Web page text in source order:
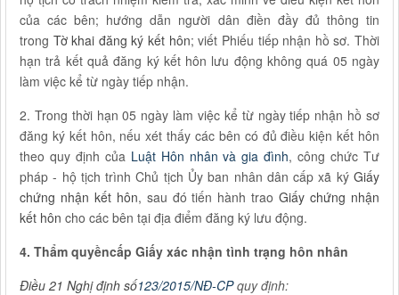
của các bên; hướng dẫn người dân điền đầy đủ thông tin
trong Tờ khai đăng ký kết hôn; viết Phiếu tiếp nhận hồ sơ. Thời
hạn trả kết quả đăng ký kết hôn lưu động không quá 05 ngày
làm việc kể từ ngày tiếp nhận.
2. Trong thời hạn 05 ngày làm việc kể từ ngày tiếp nhận hồ sơ
đăng ký kết hôn, nếu xét thấy các bên có đủ điều kiện kết hôn
theo quy định của Luật Hôn nhân và gia đình, công chức Tư
pháp - hộ tịch trình Chủ tịch Ủy ban nhân dân cấp xã ký Giấy
chứng nhận kết hôn, sau đó tiến hành traoGiấy chứng nhận
kết hôn cho các bên tại địa điểm đăng ký lưu động.
4. Thẩm quyềncấp Giấy xác nhận tình trạng hôn nhân
Điều 21 Nghị định số123/2015/NĐ-CPquy định: